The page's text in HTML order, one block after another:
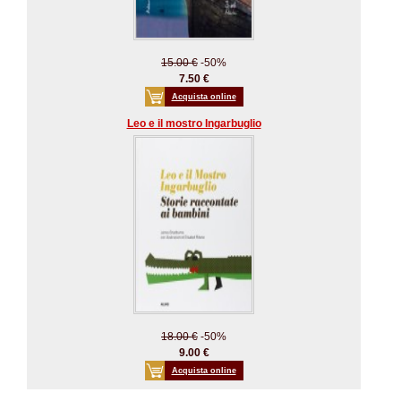
15.00 € -50%
7.50 €
Acquista online
Leo e il mostro Ingarbuglio
18.00 € -50%
9.00 €
Acquista online